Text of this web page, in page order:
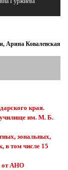
Арина Ковалевская
края.
училище им. М. Б.
зональных,
в том числе 15
от АНО